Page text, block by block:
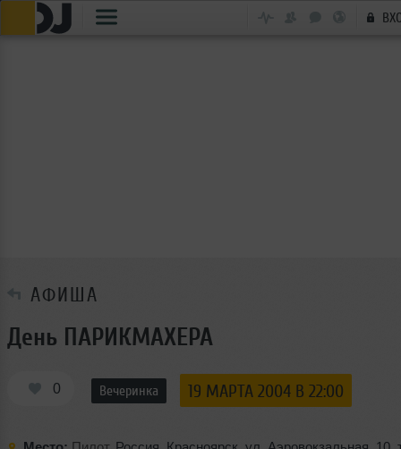
АФИША
День ПАРИКМАХЕРА
0 Вечеринка 19 МАРТА 2004 В 22:00